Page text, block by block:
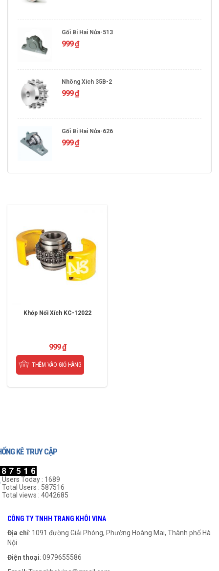
Gối Bi Hai Nửa-513
999₫
Nhông Xích 35B-2
999₫
Gối Bi Hai Nửa-626
999₫
Khớp Nối Xích KC-12022
999₫
THÊM VÀO GIỎ HÀNG
KÊ TRUY CẬP
Users Today : 1689
Total Users : 587516
Total views : 4042685
CÔNG TY TNHH TRANG KHÔI VINA
Địa chỉ: 1091 đường Giải Phóng, Phường Hoàng Mai, Thành phố Hà
Nội
Điện thoại: 0979655586